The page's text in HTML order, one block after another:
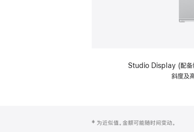
Studio Display (配备
斜度及
注
‡ 为近似值。金额可能随时间变动。